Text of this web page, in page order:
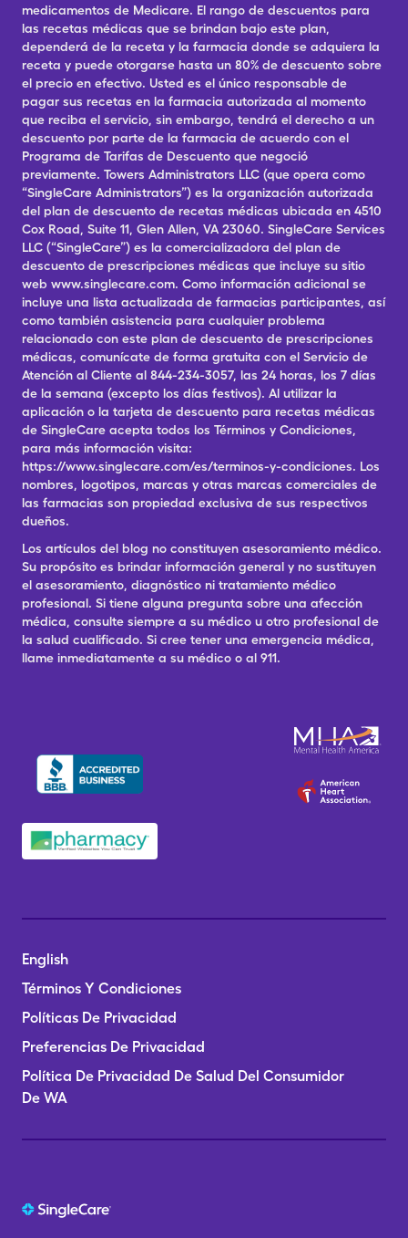
medicamentos de Medicare. El rango de descuentos para
las recetas médicas que se brindan bajo este plan,
dependerá de la receta y la farmacia donde se adquiera la
receta y puede otorgarse hasta un 80% de descuento sobre
el precio en efectivo. Usted es el único responsable de
pagar sus recetas en la farmacia autorizada al momento
que reciba el servicio, sin embargo, tendrá el derecho a un
descuento por parte de la farmacia de acuerdo con el
Programa de Tarifas de Descuento que negoció
previamente. Towers Administrators LLC (que opera como
“SingleCare Administrators”) es la organización autorizada
del plan de descuento de recetas médicas ubicada en 4510
Cox Road, Suite 11, Glen Allen, VA 23060. SingleCare Services
LLC (“SingleCare”) es la comercializadora del plan de
descuento de prescripciones médicas que incluye su sitio
web www.singlecare.com. Como información adicional se
incluye una lista actualizada de farmacias participantes, así
como también asistencia para cualquier problema
relacionado con este plan de descuento de prescripciones
médicas, comunícate de forma gratuita con el Servicio de
Atención al Cliente al 844-234-3057, las 24 horas, los 7 días
de la semana (excepto los días festivos). Al utilizar la
aplicación o la tarjeta de descuento para recetas médicas
de SingleCare acepta todos los Términos y Condiciones,
para más información visita:
https://www.singlecare.com/es/terminos-y-condiciones. Los
nombres, logotipos, marcas y otras marcas comerciales de
las farmacias son propiedad exclusiva de sus respectivos
dueños.
Los artículos del blog no constituyen asesoramiento médico.
Su propósito es brindar información general y no sustituyen
el asesoramiento, diagnóstico ni tratamiento médico
profesional. Si tiene alguna pregunta sobre una afección
médica, consulte siempre a su médico u otro profesional de
la salud cualificado. Si cree tener una emergencia médica,
llame inmediatamente a su médico o al 911.
English
Términos Y Condiciones
Políticas De Privacidad
Preferencias De Privacidad
Política De Privacidad De Salud Del Consumidor
De WA